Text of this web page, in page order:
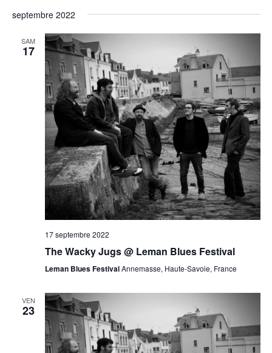
septembre 2022
SAM
17
17 septembre 2022
The Wacky Jugs @ Leman Blues Festival
Leman Blues FestivalAnnemasse, Haute-Savoie, France
VEN
23